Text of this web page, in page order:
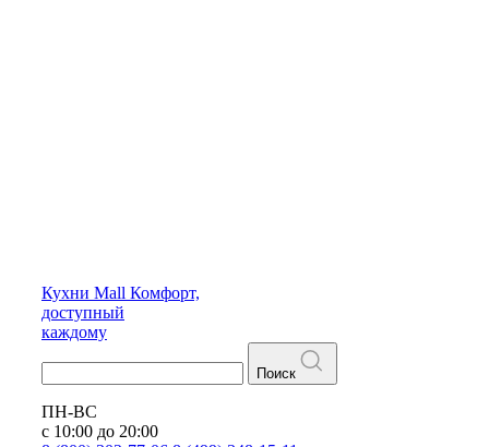
Кухни Mall Комфорт,
доступный
каждому
Поиск
ПН-ВС
с 10:00 до 20:00